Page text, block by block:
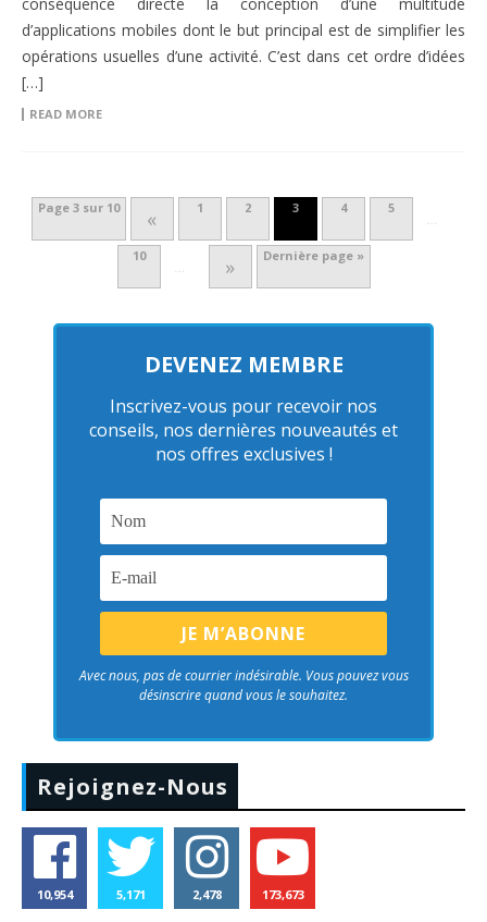
d’applications mobiles dont le but principal est de simplifier les
opérations usuelles d’une activité. C’est dans cet ordre d’idées
[…]
READ MORE
Page 3 sur 10 « 1 2 3 4 5
…
10
… » Dernière page »
DEVENEZ MEMBRE
Inscrivez-vous pour recevoir nos
conseils, nos dernières nouveautés et
nos offres exclusives !
Avec nous, pas de courrier indésirable. Vous pouvez vous
désinscrire quand vous le souhaitez.
Rejoignez-Nous
10,954 5,171 2,478 173,673